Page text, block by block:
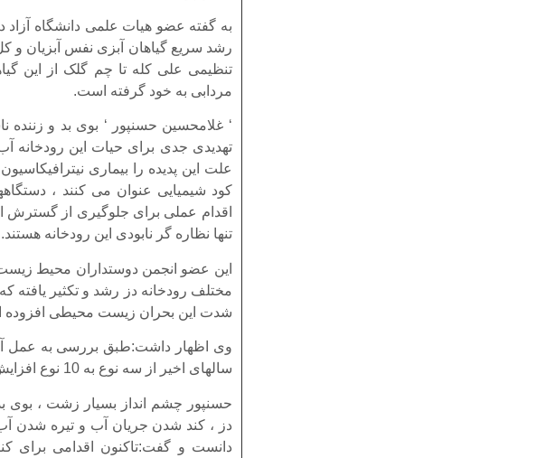
به گفته عضو هیات علمی دانشگاه
رشد سریع گیاهان آبزی نفس آبزیان و
تنظیمی علی کله تا چم گلک از این
مردابی به خود گرفته است.
‘ غلامحسین حسنپور ‘ بوی بد و زننده
تهدیدی جدی برای حیات این رودخانه
علت این پدیده را بیماری
کود شیمیایی عنوان می کنند ،
اقدام عملی برای جلوگیری از گسترش
تنها نظاره گر نابودی این رودخانه هستند.
این عضو انجمن دوستداران محیط
مختلف رودخانه دز رشد و تکثیر یافته
شدت این بحران زیست محیطی
وی اظهار داشت:طبق بررسی به عمل
سالهای اخیر از سه نوع به 10 نوع افزایش یافته است.
حسنپور چشم انداز بسیار زشت ، بوی
دز ، کند شدن جریان آب و تیره شدن آب
دانست و گفت:تاکنون اقدامی برای